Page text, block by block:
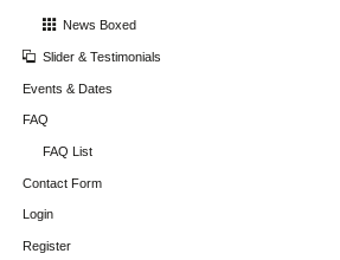
News Boxed
Slider & Testimonials
Events & Dates
FAQ
FAQ List
Contact Form
Login
Register